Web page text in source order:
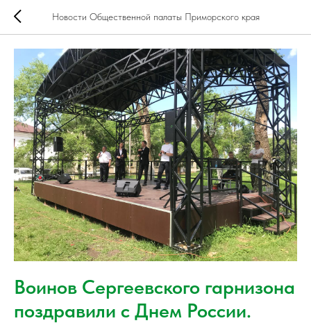
Новости Общественной палаты Приморского края
Воинов Сергеевского гарнизона
поздравили с Днем России.